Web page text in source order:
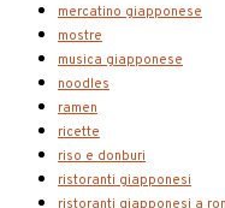
mercatino giapponese
mostre
musica giapponese
noodles
ramen
ricette
riso e donburi
ristoranti giapponesi